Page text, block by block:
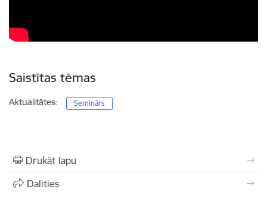
Saistītas tēmas
Aktualitātes: Seminārs
Drukāt lapu
Dalīties